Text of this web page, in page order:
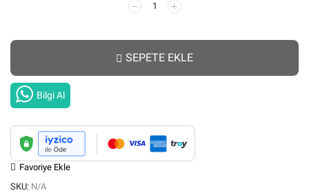
349,99₺.
YEŞİL
BLAZER
adet
SEPETE EKLE
Bilgi Al
Favoriye Ekle
SKU: N/A